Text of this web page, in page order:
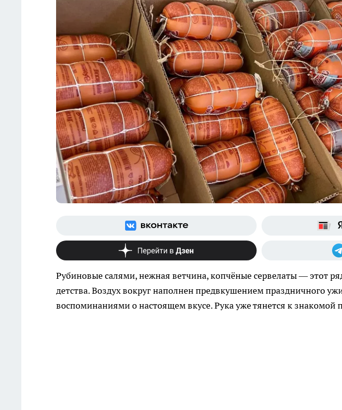
Рубиновые салями, нежная ветчина, копчёные сервелаты — этот
детства. Воздух вокруг наполнен предвкушением праздничного
воспоминаниями о настоящем вкусе. Рука уже тянется к знакомой